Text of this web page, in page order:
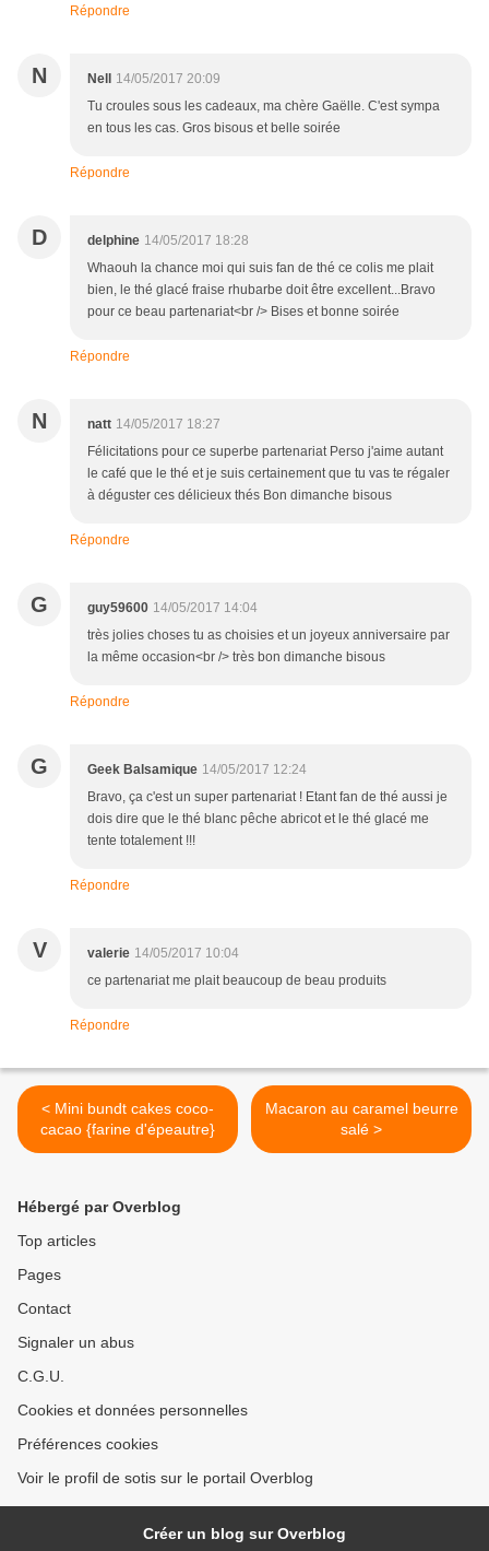
Répondre
N Nell
14/05/2017 20:09
Tu croules sous les cadeaux, ma chère Gaëlle. C'est sympa
en tous les cas. Gros bisous et belle soirée
Répondre
D delphine 14/05/2017 18:28
Whaouh la chance moi qui suis fan de thé ce colis me plait
bien, le thé glacé fraise rhubarbe doit être excellent...Bravo
pour ce beau partenariat<br /> Bises et bonne soirée
Répondre
N natt 14/05/2017 18:27
Félicitations pour ce superbe partenariat Perso j'aime autant
le café que le thé et je suis certainement que tu vas te régaler
à déguster ces délicieux thés Bon dimanche bisous
Répondre
G guy59600 14/05/2017 14:04
très jolies choses tu as choisies et un joyeux anniversaire par
la même occasion<br /> très bon dimanche bisous
Répondre
G Geek Balsamique 14/05/2017 12:24
Bravo, ça c'est un super partenariat ! Etant fan de thé aussi je
dois dire que le thé blanc pêche abricot et le thé glacé me
tente totalement !!!
Répondre
V valerie 14/05/2017 10:04
ce partenariat me plait beaucoup de beau produits
Répondre
< Mini bundt cakes coco-
cacao {farine d'épeautre}
Macaron au caramel beurre
salé >
Hébergé par Overblog
Top articles
Pages
Contact
Signaler un abus
C.G.U.
Cookies et données personnelles
Préférences cookies
Voir le profil de sotis sur le portail Overblog
Créer un blog sur Overblog